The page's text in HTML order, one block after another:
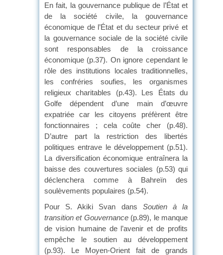
En fait, la gouvernance publique de l’État et
de la société civile, la gouvernance
économique de l’État et du secteur privé et
la gouvernance sociale de la société civile
sont responsables de la croissance
économique (p.37). On ignore cependant le
rôle des institutions locales traditionnelles,
les confréries soufies, les organismes
religieux charitables (p.43). Les États du
Golfe dépendent d’une main d’œuvre
expatriée car les citoyens préfèrent être
fonctionnaires ; cela coûte cher (p.48).
D’autre part la restriction des libertés
politiques entrave le développement (p.51).
La diversification économique entraînera la
baisse des couvertures sociales (p.53) qui
déclenchera comme à Bahreïn des
soulèvements populaires (p.54).
Pour S. Akiki Svan dans Soutien à la
transition et Gouvernance (p.89), le manque
de vision humaine de l’avenir et de profits
empêche le soutien au développement
(p.93). Le Moyen-Orient fait de grands